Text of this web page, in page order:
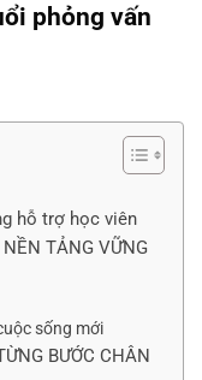
phỏng vấn
hỗ trợ học viên
TẢNG VỮNG
sống mới
BƯỚC CHÂN